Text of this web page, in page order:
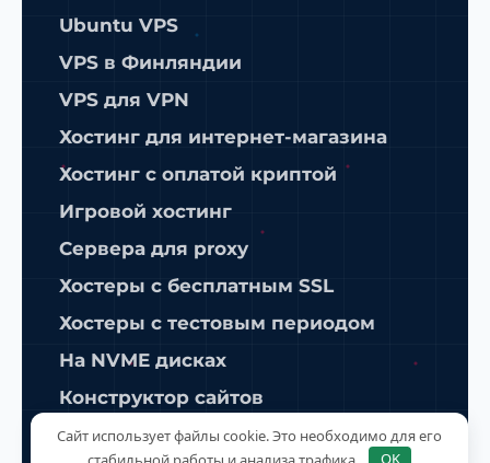
Ubuntu VPS
VPS в Финляндии
VPS для VPN
Хостинг для интернет-магазина
Хостинг с оплатой криптой
Игровой хостинг
Сервера для proxy
Хостеры с бесплатным SSL
Хостеры с тестовым периодом
На NVME дисках
Конструктор сайтов
ISPManager
Сайт использует файлы cookie. Это необходимо для его